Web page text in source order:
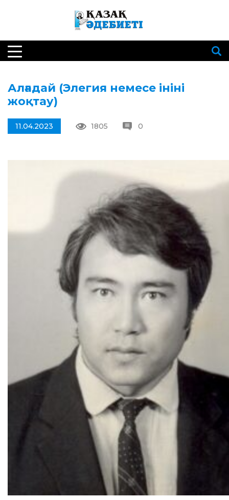
Алғадай (Элегия немесе ініні
жоқтау)
11.04.2023 1805 0